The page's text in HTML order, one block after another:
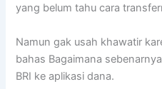
yang belum tahu cara
Namun gak usah khawatir
bahas Bagaimana
BRI ke aplikasi dana.